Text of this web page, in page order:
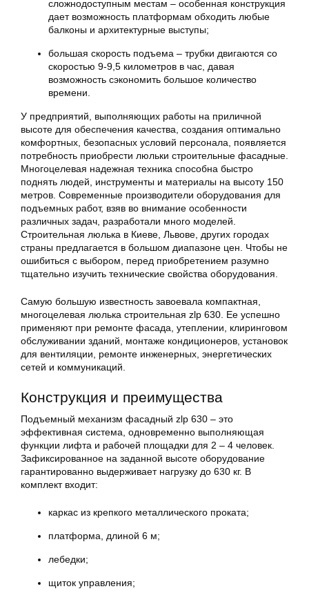
сложнодоступным местам – особенная конструкция
дает возможность платформам обходить любые
балконы и архитектурные выступы;
большая скорость подъема – трубки двигаются со
скоростью 9-9,5 километров в час, давая
возможность сэкономить большое количество
времени.
У предприятий, выполняющих работы на приличной
высоте для обеспечения качества, создания оптимально
комфортных, безопасных условий персонала, появляется
потребность приобрести люльки строительные фасадные.
Многоцелевая надежная техника способна быстро
поднять людей, инструменты и материалы на высоту 150
метров. Современные производители оборудования для
подъемных работ, взяв во внимание особенности
различных задач, разработали много моделей.
Строительная люлька в Киеве, Львове, других городах
страны предлагается в большом диапазоне цен. Чтобы не
ошибиться с выбором, перед приобретением разумно
тщательно изучить технические свойства оборудования.
Самую большую известность завоевала компактная,
многоцелевая люлька строительная zlp 630. Ее успешно
применяют при ремонте фасада, утеплении, клиринговом
обслуживании зданий, монтаже кондиционеров, установок
для вентиляции, ремонте инженерных, энергетических
сетей и коммуникаций.
Конструкция и преимущества
Подъемный механизм фасадный zlp 630 – это
эффективная система, одновременно выполняющая
функции лифта и рабочей площадки для 2 – 4 человек.
Зафиксированное на заданной высоте оборудование
гарантированно выдерживает нагрузку до 630 кг. В
комплект входит:
каркас из крепкого металлического проката;
платформа, длиной 6 м;
лебедки;
щиток управления;